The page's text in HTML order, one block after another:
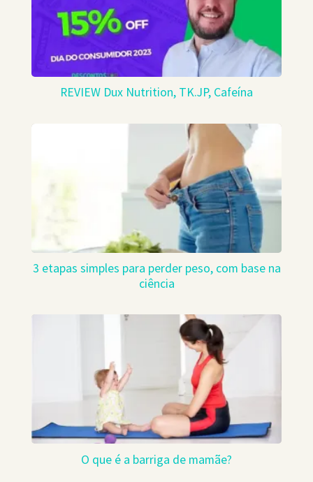
REVIEW Dux Nutrition, TK.JP, Cafeína
3 etapas simples para perder peso, com base na
ciência
O que é a barriga de mamãe?